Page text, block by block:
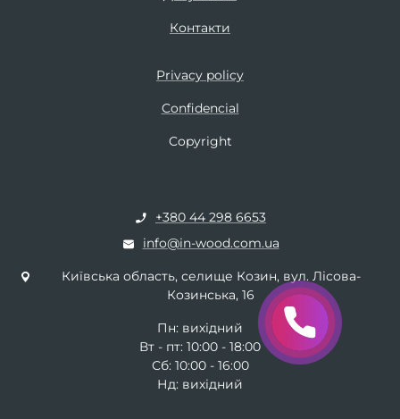
Контакти
Privacy policy
Confidencial
Copyright
+380 44 298 6653
info@in-wood.com.ua
Київська область, селище Козин, вул. Лісова-
Козинська, 16
Пн: вихідний
Вт - пт: 10:00 - 18:00
Сб: 10:00 - 16:00
Нд: вихідний